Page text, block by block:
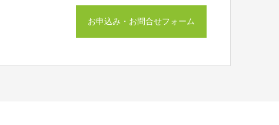
お申込み・お問合せフォーム